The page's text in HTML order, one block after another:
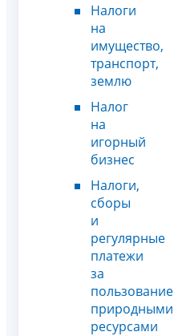
Налоги
на
имущество,
транспорт,
землю
Налог
на
игорный
бизнес
Налоги,
сборы
и
регулярные
платежи
за
пользование
природными
ресурсами